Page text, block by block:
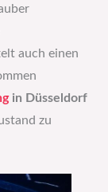
auch einen
in Düsseldorf
zu